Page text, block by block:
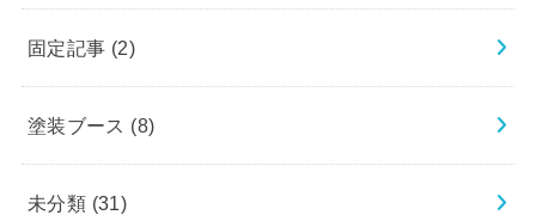
固定記事 (2)
塗装ブース (8)
未分類 (31)